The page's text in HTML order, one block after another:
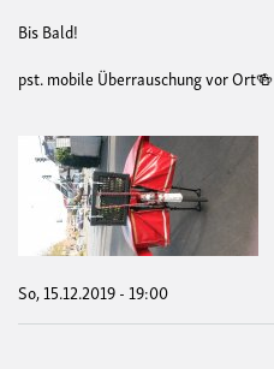
Bis Bald!
pst. mobile Überrauschung vor Ort🍻
So, 15.12.2019 - 19:00